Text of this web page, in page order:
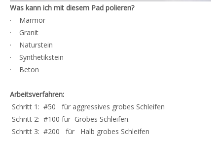
Was kann ich mit diesem Pad polieren?
· Marmor
· Granit
· Naturstein
· Synthetikstein
· Beton
Arbeitsverfahren:
Schritt 1: #50 für aggressives grobes Schleifen
Schritt 2: #100 für Grobes Schleifen.
Schritt 3: #200 für Halb grobes Schleifen